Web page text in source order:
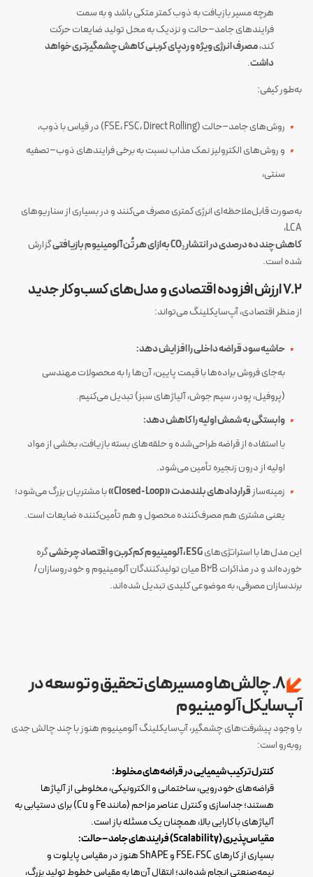
هرچه مسیر بازیافت به ذوب کمتر متکی باشد و به سمت
فرایندهای جامد–حالت و نزدیک به محل تولید ضایعات حرکت
کند،مصرف انرژی ویژه و ردپای کربنی کاهش چشمگیرتری خواهد
داشت.
به‌طور کیفی:
روش‌های جامد–حالت (FSE، FSC، Direct Rolling) در قیاس با ذوب،
و روش‌های الکترولیز نمک مذاب نسبت به برخی فرایندهای ذوب–تصفیه
سنتی،
به‌صورت قابل‌ملاحظه‌ای انرژی کمتری مصرف می‌کنند و در بسیاری از سناریوهای
LCA،
کاهش چند ده درصدی در انتشار CO₂ به‌ازای هر تُن آلومینیوم بازیافتی
گزارش
شده است.
۷.۲ ارزش افزوده اقتصادی و مدل‌های کسب‌وکار جدید
از منظر اقتصادی، آپ‌سایکلینگ می‌تواند:
حاشیه سود قراضه داخلی را افزایش دهد:
به‌جای فروش براده‌ها با قیمت پایین، آن‌ها را به محصولات مهندسی
(پروفیل، پودر، سیم جوش، آلیاژهای سبز) تبدیل می‌کنیم.
وابستگی به شمش اولیه را کاهش دهد:
با استفاده از قراضه طراحی‌شده و حلقه‌های بسته بازیافت، بخشی از مواد
اولیه از درون زنجیره تأمین می‌شود.
زمینه‌سازقراردادهای بلندمدت «Closed-Loop»
با مشتریان بزرگ می‌شود؛
یعنی مشتری هم مصرف‌کننده محصول و هم تأمین‌کننده ضایعات است.
این مدل‌ها با استراتژی‌هایESG، آلومینیوم کم‌کربن و اقتصاد چرخشی
گره
خورده‌اند و در مذاکرات B2B میان تولیدکنندگان آلومینیوم و خودروسازان/
برندسازان مصرفی، به موضوعی کلیدی تبدیل شده‌اند.
۸. چالش‌ها و مسیرهای تحقیق و توسعه در
آپ‌سایکل آلومینیوم
با وجود پیشرفت‌های چشمگیر، آپ‌سایکلینگ آلومینیوم هنوز با چند چالش جدی
روبه‌رو است:
کنترل ترکیب شیمیایی در قراضه‌های مخلوط:
قراضه‌های خودرویی، ساختمانی و الکترونیکی، مخلوطی از آلیاژها
هستند؛ جداسازی و کنترل عناصر مزاحم (مانند Fe و Cu) برای دستیابی به
آلیاژهای با کارایی بالا، همچنان یک مسئله باز است.
مقیاس‌پذیری (Scalability) فرایندهای جامد–حالت:
بسیاری از کارهای FSE، FSC و ShAPE هنوز در مقیاس پایلوت و
نیمه‌صنعتی انجام شده‌اند؛ انتقال آن‌ها به مقیاس خطوط تولید بزرگ،